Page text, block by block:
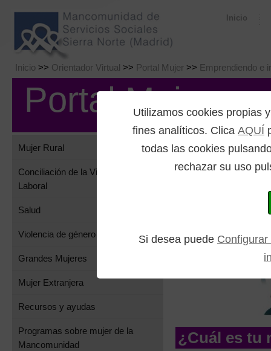
Utilizamos cookies propias
fines analíticos. Clica AQUÍ
todas las cookies
rechazar su uso
Si desea puede
Inicio
Inicio >> Orientador Virtual >> Portal Mujer >> Emprendiendo e
Portal Mujer
Mujer Rural
Conciliación de la Vida Familiar y
Laboral
Salud
Violencia de género
Grandes Mujeres
Mujer Extranjera
Recursos y ayudas
Programas sobre mujer de la
Mancomunidad
¿Cuál es tu